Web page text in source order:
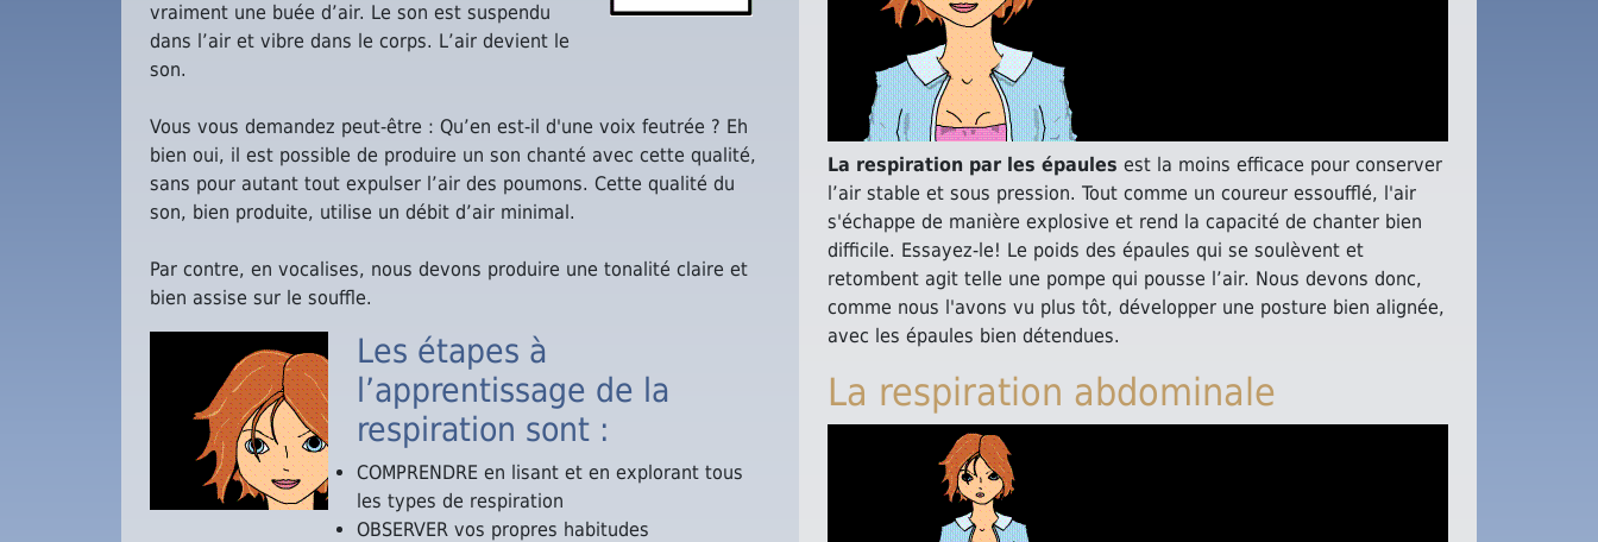
vraiment une buée d’air. Le son est suspendu
dans l’air et vibre dans le corps. L’air devient le
son.
Vous vous demandez peut-être : Qu’en est-il d'une voix feutrée ? Eh
bien oui, il est possible de produire un son chanté avec cette qualité,
sans pour autant tout expulser l’air des poumons. Cette qualité du
son, bien produite, utilise un débit d’air minimal.
Par contre, en vocalises, nous devons produire une tonalité claire et
bien assise sur le souffle.
Les étapes à
l’apprentissage de la
respiration sont :
COMPRENDRE en lisant et en explorant tous
les types de respiration
OBSERVER vos propres habitudes
La respiration par les épaules est la moins efficace pour conserver
l’air stable et sous pression. Tout comme un coureur essoufflé, l'air
s'échappe de manière explosive et rend la capacité de chanter bien
difficile. Essayez-le! Le poids des épaules qui se soulèvent et
retombent agit telle une pompe qui pousse l’air. Nous devons donc,
comme nous l'avons vu plus tôt, développer une posture bien alignée,
avec les épaules bien détendues.
La respiration abdominale